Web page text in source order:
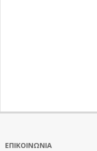
ΕΠΙΚΟΙΝΩΝΊΑ